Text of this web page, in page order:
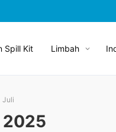
Spill Kit Limbah
Juli
2025